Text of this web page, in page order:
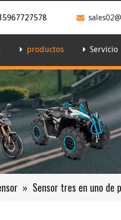

productos Servicio
» Sensor tres en uno de